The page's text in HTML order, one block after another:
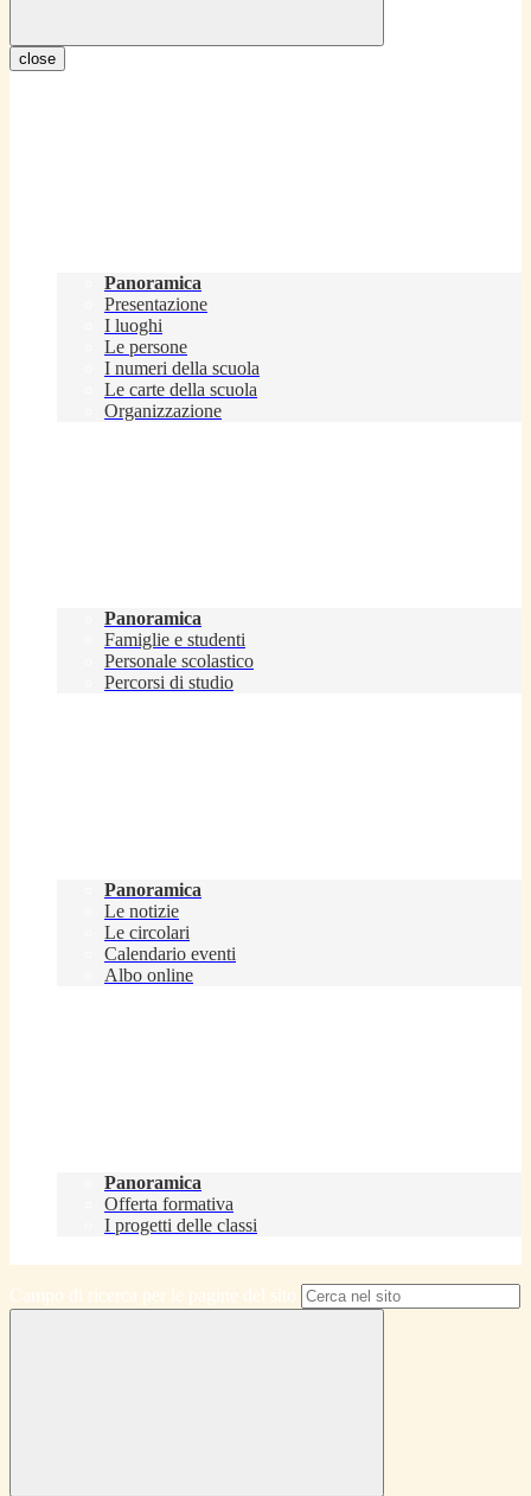
close
Panoramica
Presentazione
I luoghi
Le persone
I numeri della scuola
Le carte della scuola
Organizzazione
Panoramica
Famiglie e studenti
Personale scolastico
Percorsi di studio
Panoramica
Le notizie
Le circolari
Calendario eventi
Albo online
Panoramica
Offerta formativa
I progetti delle classi
Campo di ricerca per le pagine del sito